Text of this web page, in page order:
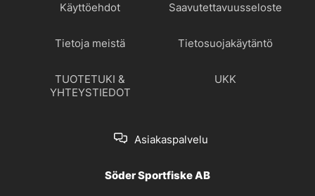
Käyttöehdot Saavutettavuusseloste
Tietoja meistä Tietosuojakäytäntö
TUOTETUKI &
YHTEYSTIEDOT
UKK
Asiakaspalvelu
Söder Sportfiske AB